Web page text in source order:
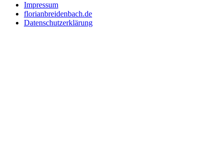
Impressum
florianbreidenbach.de
Datenschutzerklärung